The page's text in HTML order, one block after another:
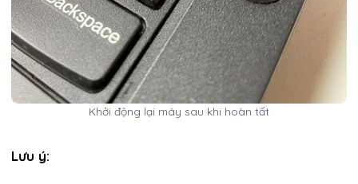
Khởi động lại máy sau khi hoàn tất
Lưu ý: